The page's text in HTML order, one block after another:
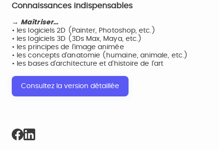
Connaissances indispensables
→ Maîtriser…
• les logiciels 2D (Painter, Photoshop, etc.)
• les logiciels 3D (3Ds Max, Maya, etc.)
• les principes de l’image animée
• les concepts d’anatomie (humaine, animale, etc.)
• les bases d’architecture et d’histoire de l’art
Consultez la version détaillée